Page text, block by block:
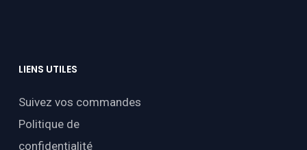
LIENS UTILES
Suivez vos commandes
Politique de
confidentialité